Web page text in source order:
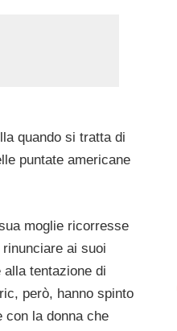
quando si tratta di
puntate americane
moglie ricorresse
ai suoi
tentazione di
però, hanno spinto
con la donna che